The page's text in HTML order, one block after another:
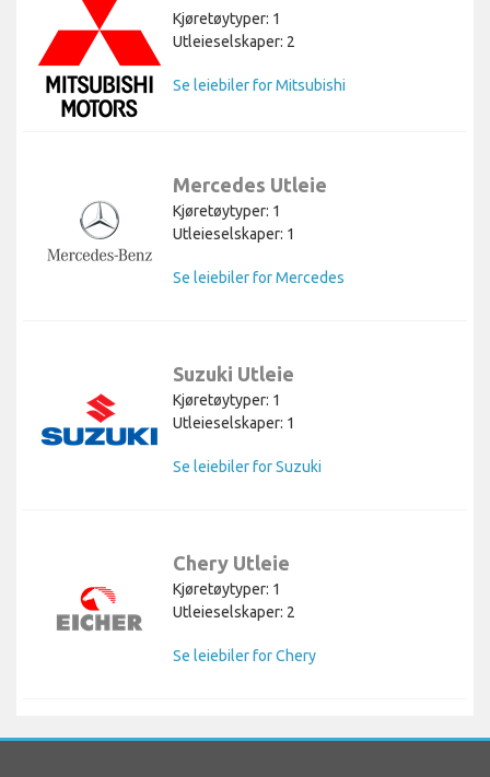
Kjøretøytyper: 1
Utleieselskaper: 2
Se leiebiler for Mitsubishi
Mercedes Utleie
Kjøretøytyper: 1
Utleieselskaper: 1
Se leiebiler for Mercedes
Suzuki Utleie
Kjøretøytyper: 1
Utleieselskaper: 1
Se leiebiler for Suzuki
Chery Utleie
Kjøretøytyper: 1
Utleieselskaper: 2
Se leiebiler for Chery